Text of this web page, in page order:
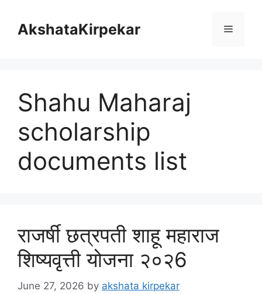
contentAkshataKirpekar Menu
Shahu Maharaj
scholarship
documents list
राजर्षी छत्रपती शाहू महाराज
शिष्यवृत्ती योजना २०२6
June 27, 2026 by akshata kirpekar